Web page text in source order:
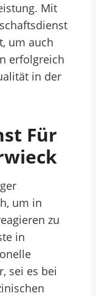
Mit
um auch
erfolgreich
in der
Für
um in
zu
in
sei es bei